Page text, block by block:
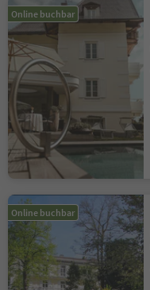
Online buchbar
Online buchbar